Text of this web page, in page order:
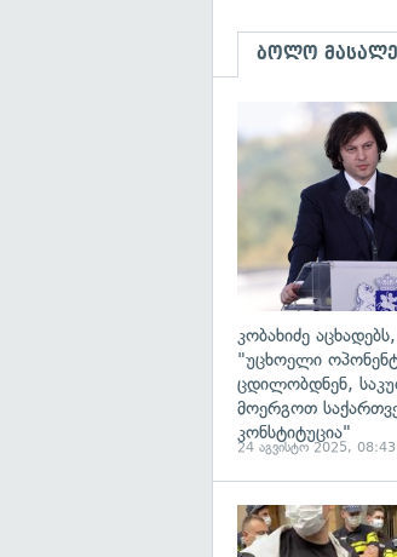
ბოლო
კობახიძე
"უცხოელი
ცდილობდნენ,
მოერგოთ
კონსტიტუცია"
24 აგვისტო 2025, 08:43